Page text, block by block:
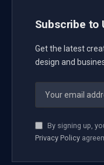
Subscribe to
Get the latest
design and
By signing up,
Privacy Policy